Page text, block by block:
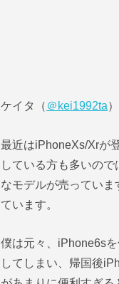
ケイタ（ ＠kei1992ta
最近はiPhoneXs/Xrが
している方も多いの
なモデルが売ってい
ています。
僕は元々、iPhone6s
してしまい、帰国後